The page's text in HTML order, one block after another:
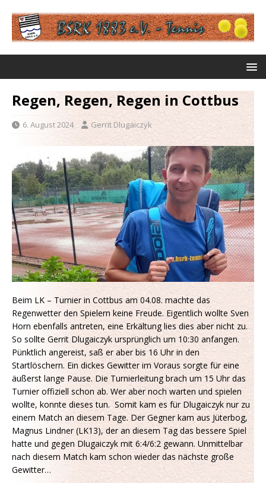
Regen, Regen, Regen in Cottbus
6. August 2024 Gerrit Dlugaiczyk
Beim LK – Turnier in Cottbus am 04.08. machte das
Regenwetter den Spielern keine Freude. Eigentlich wollte Sven
Horn ebenfalls antreten, eine Erkältung lies dies aber nicht zu.
So sollte Gerrit Dlugaiczyk ursprünglich um 10:30 anfangen.
Pünktlich angereist, saß er aber bis 16 Uhr in den
Startlöschern. Ein dickes Gewitter im Voraus sorgte für eine
äußerst lange Pause. Die Turnierleitung brach um 15 Uhr das
Turnier offiziell schon ab. Wer aber noch warten und spielen
wollte, konnte dieses tun. Somit kam es für Dlugaiczyk nur zu
einem Match an diesem Tage. Der Gegner kam aus Jüterbog,
Magnus Lindner (LK13), der an diesem Tag das bessere Spiel
hatte und gegen Dlugaiczyk mit 6:4/6:2 gewann. Unmittelbar
nach diesem Match kam schon wieder das nächste große
Gewitter…